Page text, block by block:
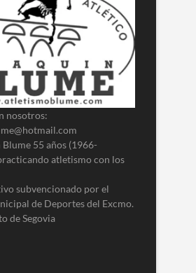
nosotros:
Blume 55 años (1966-
atletismo con los
subvencionado por el
de Deportes del Excmo.
de Segovia